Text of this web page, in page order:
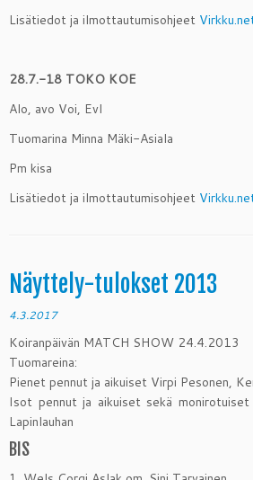
Lisätiedot ja ilmottautumisohjeet
28.7.-18 TOKO KOE
Alo, avo Voi, Evl
Tuomarina Minna Mäki-Asiala
Pm kisa
Lisätiedot ja ilmottautumisohjeet
Näyttely-tulokset 2013
4.3.2017
Koiranpäivän MATCH SHOW 24.4.2013
Tuomareina:
Pienet pennut ja aikuiset Virpi Pesonen,
Isot pennut ja aikuiset sekä
Lapinlauhan
BIS